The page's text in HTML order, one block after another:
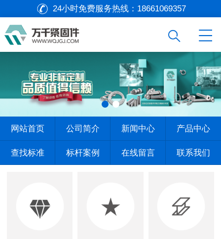
24小时免费服务热线： 18661069357
网站首页 公司简介 新闻中心 产品中心
查找标准 标杆案例 在线留言 联系我们